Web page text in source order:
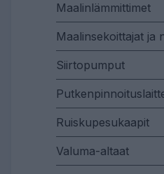
Maalinlämmittimet
Maalinsekoittajat ja
Siirtopumput
Ruiskupesukaapit
Valuma-altaat